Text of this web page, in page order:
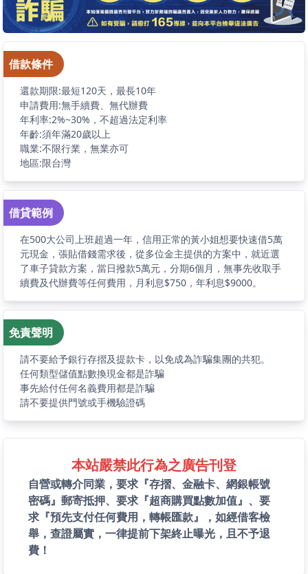
借款條件
還款期限:最短120天，最長10年
申請費用:無手續費、無代辦費
年利率:2%~30%，不超過法定利率
年齡:須年滿20歲以上
職業:不限行業，無業亦可
地區:限台灣
借貸範例
在500大公司上班超過一年，信用正常的黃小姐想要快速借5萬
元現金，張貼借錢需求後，從多位金主提供的方案中，就近選
了車子貸款方案，當日撥款5萬元，分期6個月，無事先收取手
續費及代辦費等任何費用，月利息$750，年利息$9000。
免責聲明
請不要給予銀行存摺及提款卡，以免成為詐騙集團的共犯。
任何類型儲值點數換現金都是詐騙
事先給付任何名義費用都是詐騙
請不要提供門號或手機驗證碼
本站嚴禁此行為之廣告刊登
自營或轉介同業，要求『存摺、金融卡、網銀帳號
密碼』郵寄抵押、要求『超商購買點數加值』、要
求『預先支付任何費用，轉帳匯款』，如經借客檢
舉，查證屬實，一律提前下架終止曝光，且不予退
費！